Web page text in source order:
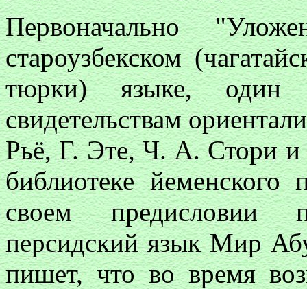
Первоначально
староузбекском
тюрки) языке, один
свидетельствам
Рьё, Г. Эте, Ч. А. Стори и
библиотеке
своем предисловии
персидский язык Мир
пишет, что во время